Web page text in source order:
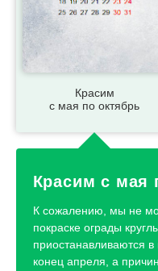
Красим
с мая по октябрь
Красим с мая
К сожалению, мы не
покраске ограды
приостанавливаются
конец апреля, а